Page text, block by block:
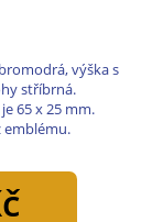
výška s
stříbrná.
65 x 25 mm.
emblému.